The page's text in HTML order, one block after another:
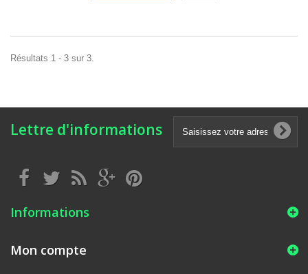
Résultats 1 - 3 sur 3.
Lettre d'informations
Informations
Mon compte